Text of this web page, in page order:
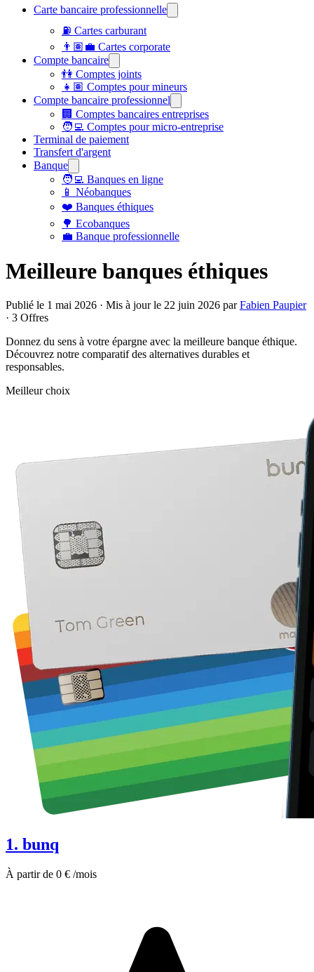
Carte bancaire professionnelle
⛽ Cartes carburant
👨🏽‍💼 Cartes corporate
Compte bancaire
👫 Comptes joints
👧🏽 Comptes pour mineurs
Compte bancaire professionnel
🏢 Comptes bancaires entreprises
🧑‍💻 Comptes pour micro-entreprise
Terminal de paiement
Transfert d'argent
Banque
🧑‍💻 Banques en ligne
📱 Néobanques
❤️ Banques éthiques
🌳 Ecobanques
💼 Banque professionnelle
Meilleure banques éthiques
Publié le 1 mai 2026 · Mis à jour le 22 juin 2026 parFabien Paupier
· 3 Offres
Donnez du sens à votre épargne avec la meilleure banque éthique.
Découvrez notre comparatif des alternatives durables et
responsables.
Meilleur choix
1. bunq
À partir de 0 € /mois